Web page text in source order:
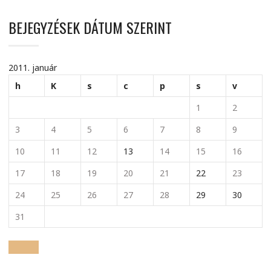
BEJEGYZÉSEK DÁTUM SZERINT
2011. január
h
K s c p s
v
1
2
3
4 5 6 7 8
9
10
11 12 13 14 15
16
17
18 19 20 21 22
23
24
25 26 27 28 29
30
31